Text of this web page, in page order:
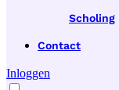
Scholing
Contact
Inloggen